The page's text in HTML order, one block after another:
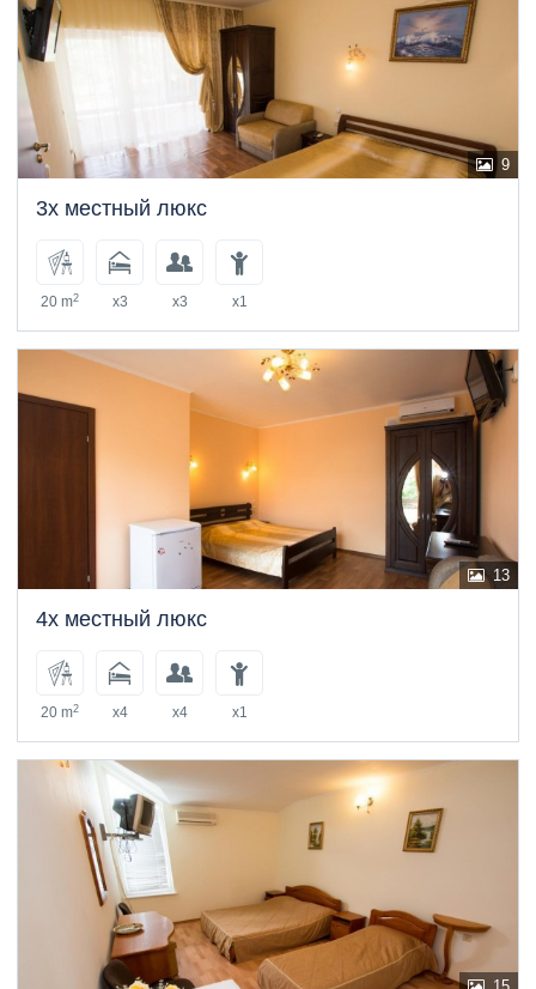
9
3х местный люкс
20 m2 x3 x3 x1
13
4х местный люкс
20 m2 x4 x4 x1